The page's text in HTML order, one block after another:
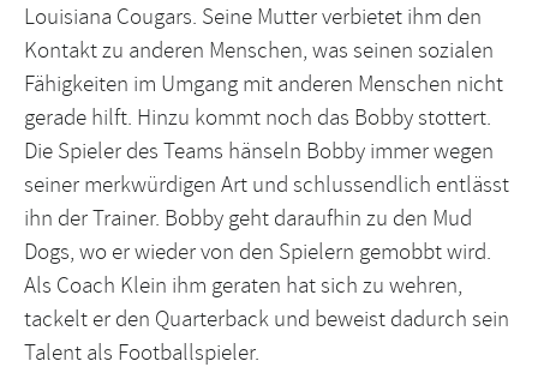
Louisiana Cougars. Seine Mutter verbietet ihm den
Kontakt zu anderen Menschen, was seinen sozialen
Fähigkeiten im Umgang mit anderen Menschen nicht
gerade hilft. Hinzu kommt noch das Bobby stottert.
Die Spieler des Teams hänseln Bobby immer wegen
seiner merkwürdigen Art und schlussendlich entlässt
ihn der Trainer. Bobby geht daraufhin zu den Mud
Dogs, wo er wieder von den Spielern gemobbt wird.
Als Coach Klein ihm geraten hat sich zu wehren,
tackelt er den Quarterback und beweist dadurch sein
Talent als Footballspieler.